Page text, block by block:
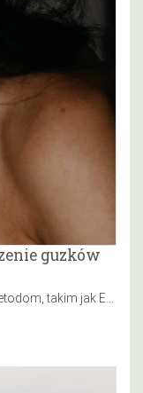
guzków
Dzięki nowatorskim, małoinwazyjnym metodom, takim jak Echolaser, do leczenia guzów tkanek miękkich nie zawsze konieczne jest przeprowadzenie zabiegu chirurgicznego. Technologia…